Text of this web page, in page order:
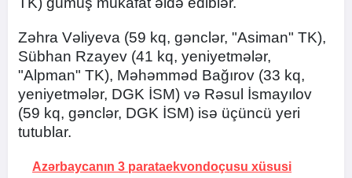
Zəhra Vəliyeva (59 kq, gənclər, "Asiman" TK),
Sübhan Rzayev (41 kq, yeniyetmələr,
"Alpman" TK), Məhəmməd Bağırov (33 kq,
yeniyetmələr, DGK İSM) və Rəsul İsmayılov
(59 kq, gənclər, DGK İSM) isə üçüncü yeri
tutublar.
Azərbaycanın 3 parataekvondoçusu xüsusi